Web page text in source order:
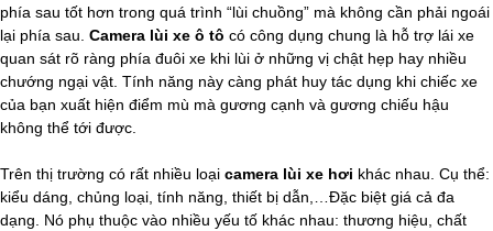
phía sau tốt hơn trong quá trình “lùi chuồng” mà không cần phải ngoái
lại phía sau. Camera lùi xe ô tô có công dụng chung là hỗ trợ lái xe
quan sát rõ ràng phía đuôi xe khi lùi ở những vị chật hẹp hay nhiều
chướng ngại vật. Tính năng này càng phát huy tác dụng khi chiếc xe
của bạn xuất hiện điểm mù mà gương cạnh và gương chiếu hậu
không thể tới được.
Trên thị trường có rất nhiều loại camera lùi xe hơi khác nhau. Cụ thể:
kiểu dáng, chủng loại, tính năng, thiết bị dẫn,…Đặc biệt giá cả đa
dạng. Nó phụ thuộc vào nhiều yếu tố khác nhau: thương hiệu, chất